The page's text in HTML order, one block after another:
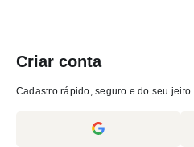
Criar conta
Cadastro rápido, seguro e do seu jeito.